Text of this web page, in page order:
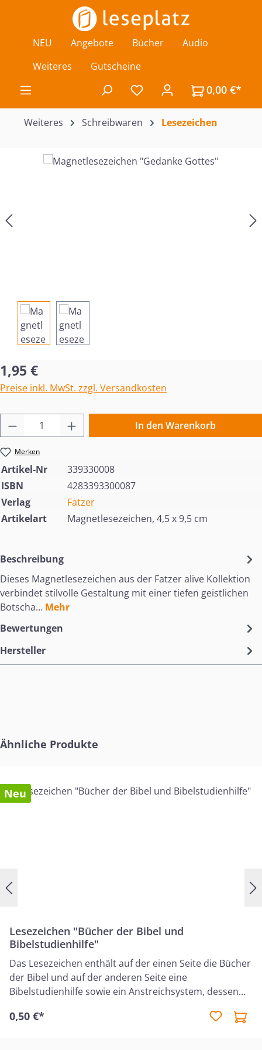
Zum Hauptinhalt springen
NEU Angebote Bücher
Audio
Weiteres
Gutscheine
Du hast 0 Produkte auf
0,00 €*
Weiteres Schreibwaren Lesezeichen
Bildergalerie überspringen
Regulärer Preis:
1,95 €
Preise inkl. MwSt. zzgl. Versandkosten
Produkt Anzahl: Gib den gewünschten
In den Warenkorb
Merken
Artikel-Nr
339330008
ISBN
4283393300087
Verlag
Fatzer
Artikelart
Magnetlesezeichen, 4,5 x 9,5 cm
Beschreibung
Dieses Magnetlesezeichen aus der Fatzer alive Kollektion
verbindet stilvolle Gestaltung mit einer tiefen geistlichen
Botscha… Mehr
Bewertungen
Hersteller
Produktgalerie überspringen
Ähnliche Produkte
Neu
Lesezeichen "Bücher der Bibel und
Bibelstudienhilfe"
Das Lesezeichen enthält auf der einen Seite die Bücher
der Bibel und auf der anderen Seite eine
Bibelstudienhilfe sowie ein Anstreichsystem, dessen
Bibellesebund abgestimmt sind. Das Lesezeichen ist
0,50 €*